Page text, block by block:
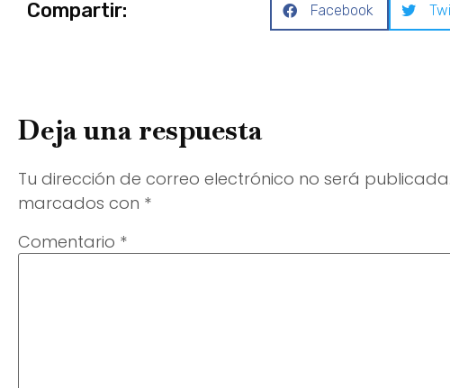
Compartir: Facebook
Deja una respuesta
Tu dirección de correo electrónico no será publicada.
marcados con *
Comentario *